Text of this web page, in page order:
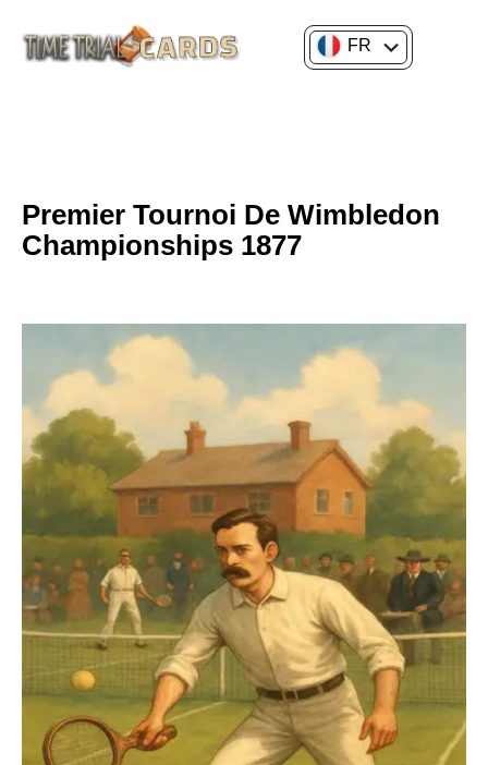
FR
Premier Tournoi De Wimbledon
Championships 1877